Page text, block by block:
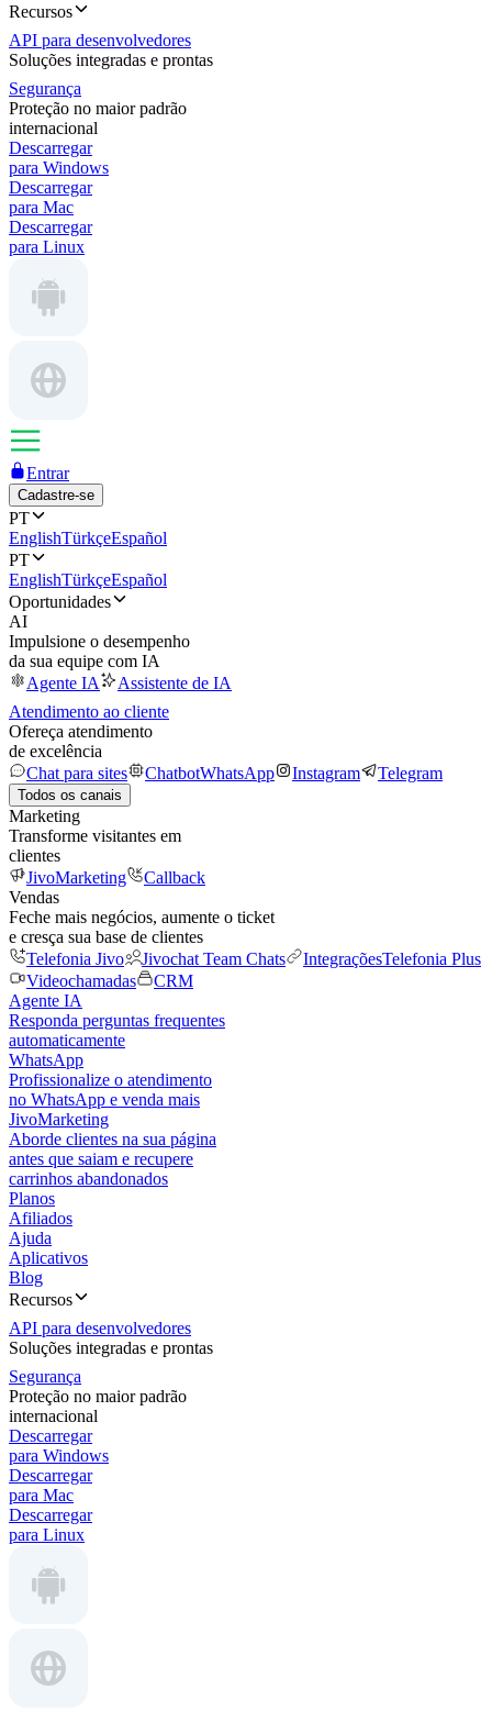
Recursos
API para desenvolvedores
Soluções integradas e prontas
Segurança
Proteção no maior padrão
internacional
Descarregar
para Windows
Descarregar
para Mac
Descarregar
para Linux
Entrar
Cadastre-se
PT
EnglishTürkçeEspañol
PT
EnglishTürkçeEspañol
Oportunidades
AI
Impulsione o desempenho
da sua equipe com IA
Agente IA
Assistente de IA
Atendimento ao cliente
Ofereça atendimento
de excelência
Chat para sites
ChatbotWhatsApp Instagram Telegram
Todos os canais
Marketing
Transforme visitantes em
clientes
JivoMarketing
Callback
Vendas
Feche mais negócios, aumente o ticket
e cresça sua base de clientes
Telefonia Jivo
Jivochat Team Chats IntegraçõesTelefonia Plus
Videochamadas
CRM
Agente IA
Responda perguntas frequentes
automaticamente
WhatsApp
Profissionalize o atendimento
no WhatsApp e venda mais
JivoMarketing
Aborde clientes na sua página
antes que saiam e recupere
carrinhos abandonados
Planos
Afiliados
Ajuda
Aplicativos
Blog
Recursos
API para desenvolvedores
Soluções integradas e prontas
Segurança
Proteção no maior padrão
internacional
Descarregar
para Windows
Descarregar
para Mac
Descarregar
para Linux